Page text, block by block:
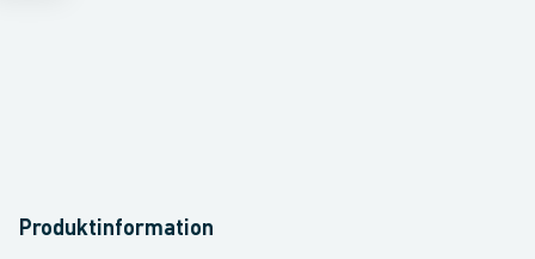
Produktinformation